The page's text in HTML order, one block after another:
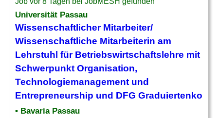
Universität Passau
Wissenschaftlicher Mitarbeiter/
Wissenschaftliche Mitarbeiterin am
Lehrstuhl für Betriebswirtschaftslehre mit
Schwerpunkt Organisation,
Technologiemanagement und
Entrepreneurship und DFG Graduiertenko
• Bavaria Passau